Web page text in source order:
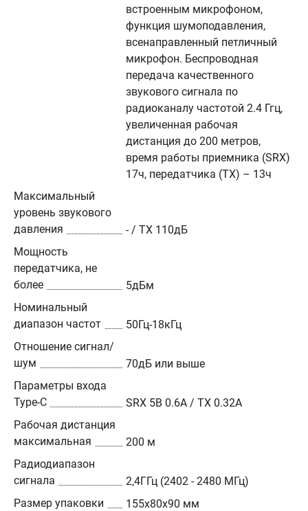
встроенным микрофоном,
функция шумоподавления,
всенаправленный петличный
микрофон. Беспроводная
передача качественного
звукового сигнала по
радиоканалу частотой 2.4 Ггц,
увеличенная рабочая
дистанция до 200 метров,
время работы приемника (SRX)
17ч, передатчика (TX) – 13ч
Максимальный
уровень звукового
давления
- / TX 110дБ
Мощность
передатчика, не
более
5дБм
Номинальный
диапазон частот
50Гц-18кГц
Отношение сигнал/
шум
70дБ или выше
Параметры входа
Type-C
SRX 5В 0.6А / TX 0.32А
Рабочая дистанция
максимальная
200 м
Радиодиапазон
сигнала
2,4ГГц (2402 - 2480 МГц)
Размер упаковки
155х80х90 мм